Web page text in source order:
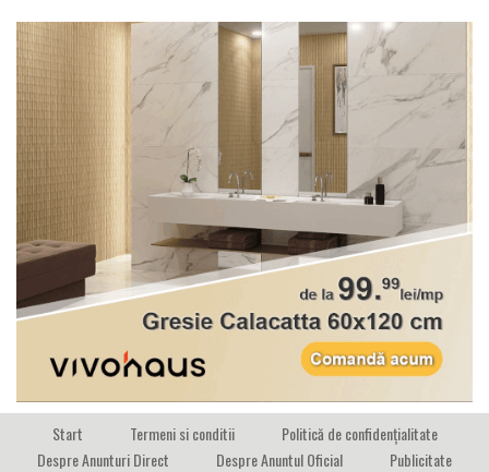
Start Termeni si conditii
Politică de confidențialitate
Despre Anunturi Direct
Despre Anuntul Oficial
Publicitate